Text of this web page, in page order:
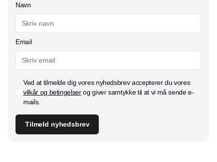
Navn
Email
Ved at tilmelde dig vores nyhedsbrev accepterer du vores
vilkår og betingelserog giver samtykke til at vi må sende e-
mails.
Tilmeld nyhedsbrev